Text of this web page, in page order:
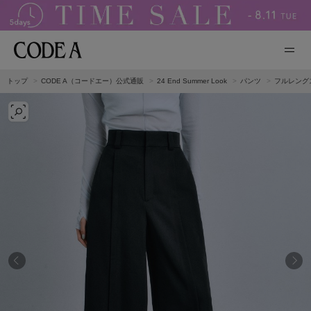
トップ CODE A（コードエー）公式通販 24 End Summer Look パンツ フルレング